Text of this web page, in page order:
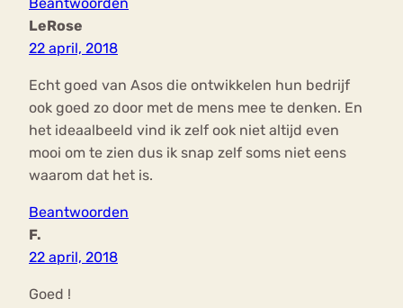
LeRose
22 april, 2018
Echt goed van Asos die ontwikkelen hun bedrijf
ook goed zo door met de mens mee te denken. En
het ideaalbeeld vind ik zelf ook niet altijd even
mooi om te zien dus ik snap zelf soms niet eens
waarom dat het is.
Beantwoorden
F.
22 april, 2018
Goed !